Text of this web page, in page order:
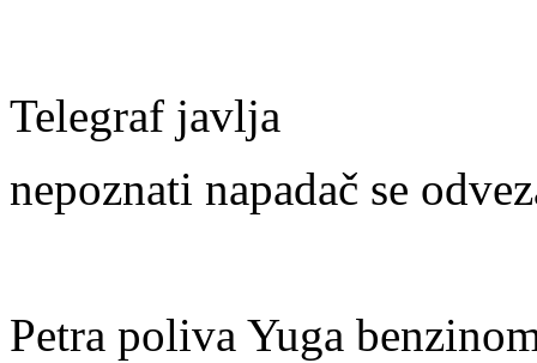
Telegraf javlja
nepoznati napadač se
Petra poliva Yuga